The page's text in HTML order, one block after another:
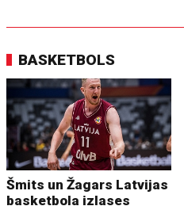
BASKETBOLS
Šmits un Žagars Latvijas
basketbola izlases